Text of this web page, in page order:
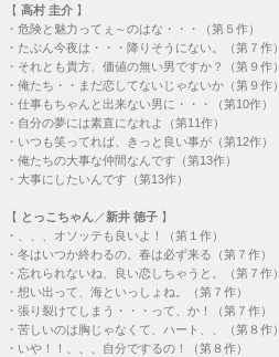
【 高村 圭介 】
・ 危険と魅力ってぇ～のはな・・・（第５作）
・ たぶん今夜は・・・降りそうにない。（第７作）
・ それとも貴方、価値の無い男ですか？（第９作）
・ 俺たち・・まだ恋してないじゃないか（第９作）
・ 仕事もちゃんと出来ない男に・・・（第10作）
・ 自分の夢には素直になれよ（第11作）
・ いつも笑ってれば、きっと良い事が（第12作）
・ 俺たちの大事な仲間なんです（第13作）
・ 大事にしたいんです（第13作）
【 とっこちゃん ／新井 徳子 】
・
、、、オソッテも良いよ！（第１作）
・ 冬はいつか終わるの。春は必ず来る（第７作）
・ 忘れられないね、良い恋しちゃうと。（第７作）
・ 想い出って、海といっしょね。（第７作）
・ 張り裂けてしまう・・・って、か！（第７作）
・ 苦しいのは胸じゃなくて、ハート、、（第８作）
・ いや！！、、、自分でするの！（第８作）